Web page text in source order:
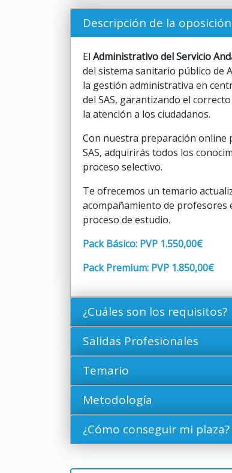
Descripción de la oposición
El Administrativo del Servicio
del sistema sanitario público de
la gestión administrativa en
del SAS, garantizando el
la atención a los ciudadanos.
Con nuestra preparación online
SAS, adquirirás todos los
proceso selectivo.
Te ofrecemos un temario
acompañamiento de profesores
proceso de estudio.
Pack Básico: PVP 1.550,00€
Pack Premium: PVP 1.850,00€
¿Cuáles son los requisitos?
Salidas Profesionales
Temario
Metodología
¿Cómo conseguir mi plaza?